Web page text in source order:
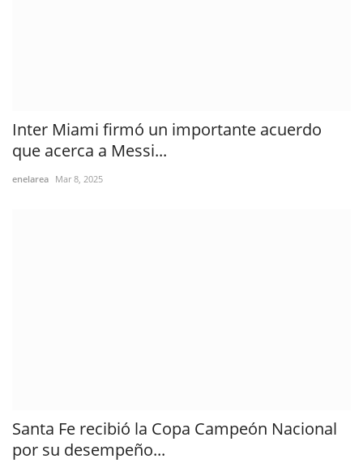
Inter Miami firmó un importante acuerdo
que acerca a Messi...
enelarea Mar 8, 2025
Santa Fe recibió la Copa Campeón Nacional
por su desempeño...